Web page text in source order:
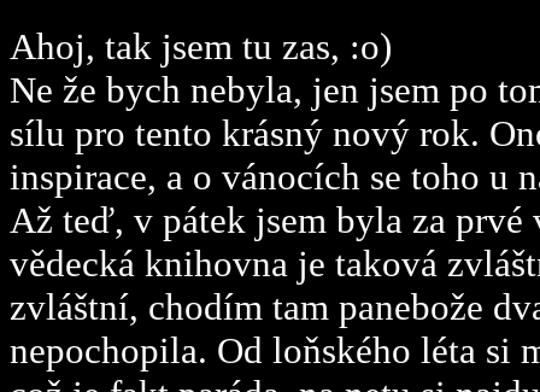
Ahoj, tak jsem tu zas, :o)
Ne že bych nebyla, jen jsem po
sílu pro tento krásný nový rok.
inspirace, a o vánocích se toho u
Až teď, v pátek jsem byla za prvé
vědecká knihovna je taková
zvláštní, chodím tam panebože
nepochopila. Od loňského léta si